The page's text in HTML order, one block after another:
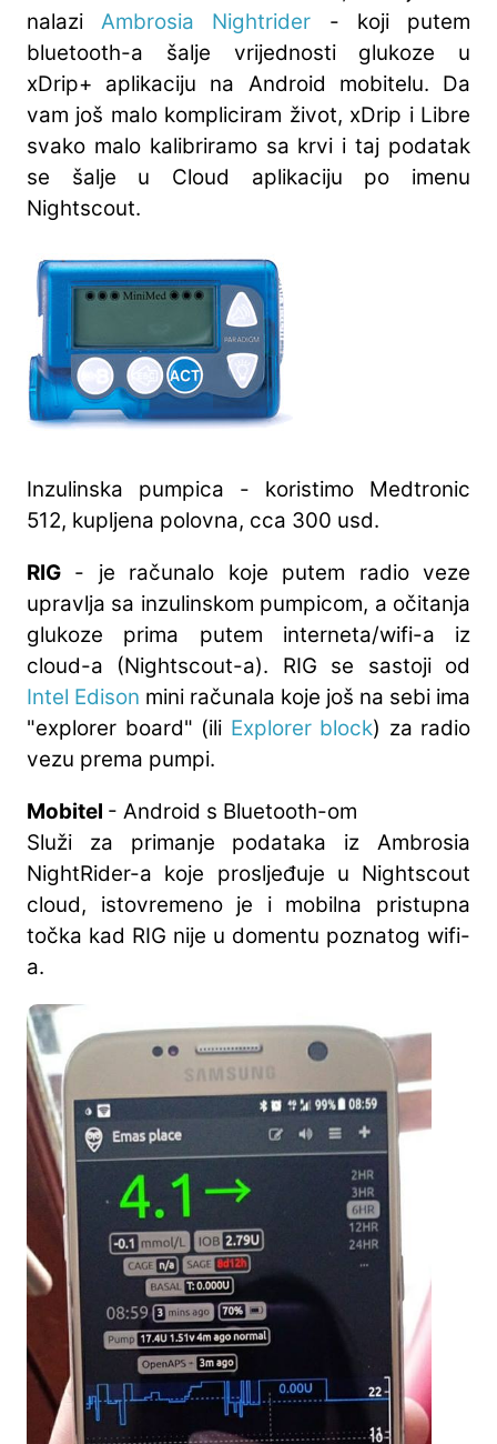
nalazi Ambrosia Nightrider - koji putem
bluetooth-a šalje vrijednosti glukoze u
xDrip+ aplikaciju na Android mobitelu. Da
vam još malo kompliciram život, xDrip i Libre
svako malo kalibriramo sa krvi i taj podatak
se šalje u Cloud aplikaciju po imenu
Nightscout.
Inzulinska pumpica - koristimo Medtronic
512, kupljena polovna, cca 300 usd.
RIG - je računalo koje putem radio veze
upravlja sa inzulinskom pumpicom, a očitanja
glukoze prima putem interneta/wifi-a iz
cloud-a (Nightscout-a). RIG se sastoji od
Intel Edison mini računala koje još na sebi ima
"explorer board" (ili Explorer block) za radio
vezu prema pumpi.
Mobitel - Android s Bluetooth-om
Služi za primanje podataka iz Ambrosia
NightRider-a koje prosljeđuje u Nightscout
cloud, istovremeno je i mobilna pristupna
točka kad RIG nije u domentu poznatog wifi-
a.